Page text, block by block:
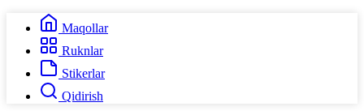
Maqollar
Ruknlar
Stikerlar
Qidirish